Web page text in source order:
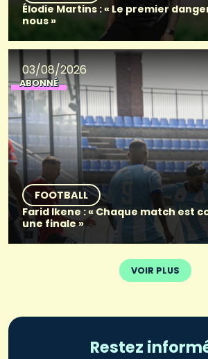
Élodie Martins : « Le premier
nous »
03/08/2026
ABONNÉ
FOOTBALL
Farid Ikene : « Chaque match est
une finale »
VOIR PLUS
Restez